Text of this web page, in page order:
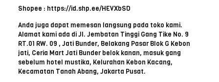
Shopee : https://id.shp.ee/HEVXbSD
Anda juga dapat memesan langsung pada toko kami.
Alamat kami ada di Jl. Jembatan Tinggi Gang Tike No. 9
RT.01 RW. 09 , Jati Bunder, Belakang Pasar Blok G Kebon
jati, Ceria Mart Jati Bunder belok kanan, masuk gang
sebelum hotel mustika, Kelurahan Kebon Kacang,
Kecamatan Tanah Abang, Jakarta Pusat.